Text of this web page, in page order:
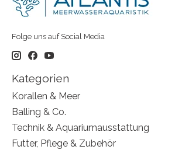
Folge uns auf Social Media
Kategorien
Korallen & Meer
Balling & Co.
Technik & Aquariumausstattung
Futter, Pflege & Zubehör